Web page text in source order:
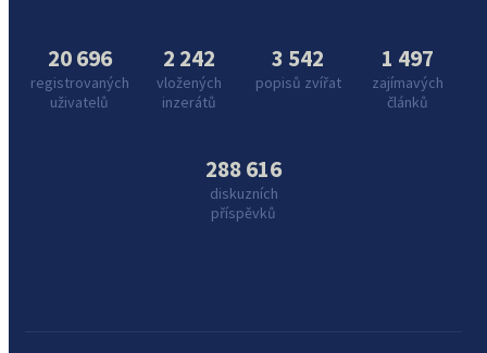
20 696
registrovaných
uživatelů
2 242
vložených
inzerátů
3 542
popisů zvířat
1 497
zajímavých
článků
288 616
diskuzních
příspěvků